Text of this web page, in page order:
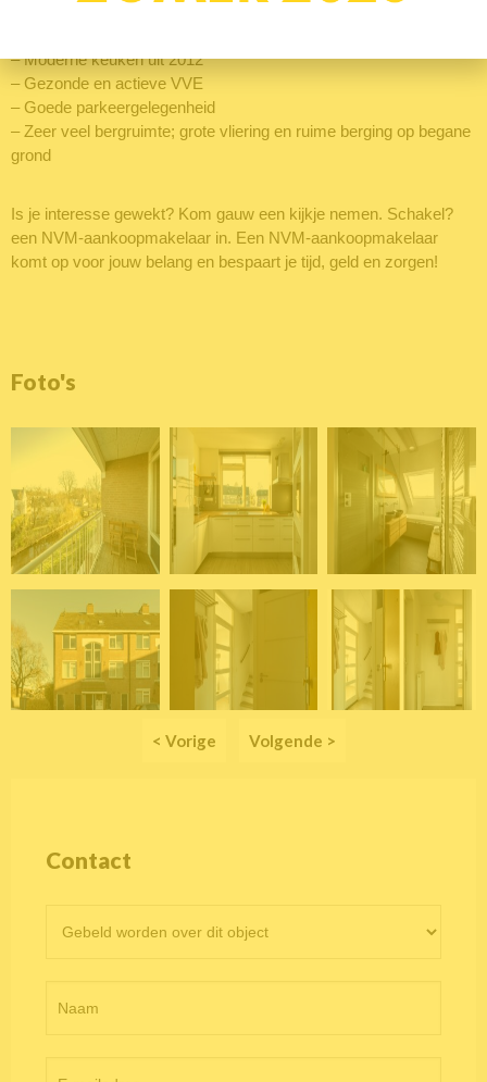
– Moderne keuken uit 2012
– Gezonde en actieve VVE
– Goede parkeergelegenheid
– Zeer veel bergruimte; grote vliering en ruime berging op begane
grond
Is je interesse gewekt? Kom gauw een kijkje nemen. Schakel?
een NVM-aankoopmakelaar in. Een NVM-aankoopmakelaar
komt op voor jouw belang en bespaart je tijd, geld en zorgen!
Foto's
< Vorige Volgende >
Contact
objectpagina